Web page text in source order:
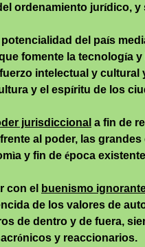
ordenamiento jurídico, y
del país
fomente la tecnología y
intelectual y cultural
y el espíritu de los
jurisdiccional a fin de
al poder, las
ìa y fin de época
con el buenismo
de los valores de
de dentro y de fuera,
ónicos y reaccionarios.